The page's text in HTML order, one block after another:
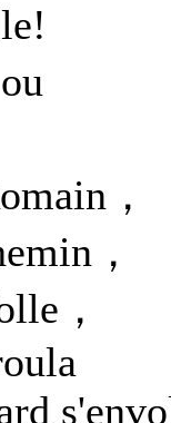
，
，
，